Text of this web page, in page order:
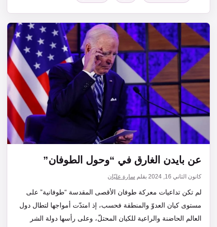
عن بايدن الغارق في “وحول الطوفان”
كانون الثاني 16, 2024 بقلم سارة عليّان
لم تكن تداعيات معركة طوفان الأقصى المقدسة “طوفانية” على
مستوى كيان العدوّ والمنطقة فحسب، إذ امتدّت أمواجها لتطال دول
العالم الحاضنة والراعية للكيان المحتلّ، وعلى رأسها دولة الشر